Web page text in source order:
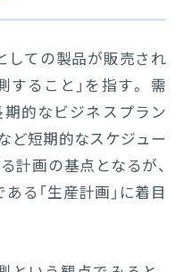
ス
しての製品が販売され
ること」を指す。 需
期的なビジネスプラン
ど短期的なスケジュー
計画の基点となるが、
る「生産計画」に着目